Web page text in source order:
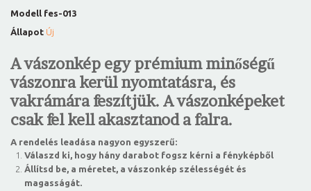
Modell fes-013
Állapot Új
A vászonkép egy prémium minőségű
vászonra kerül nyomtatásra, és
vakrámára feszítjük. A vászonképeket
csak fel kell akasztanod a falra.
A rendelés leadása nagyon egyszerű:
Válaszd ki, hogy hány darabot fogsz kérni a fényképből
Állítsd be, a méretet, a vászonkép szélességét és
magasságát.